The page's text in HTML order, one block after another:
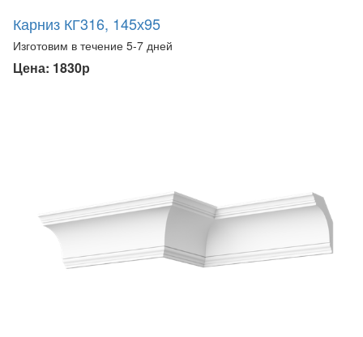
Карниз КГ316, 145х95
Изготовим в течение 5-7 дней
Цена: 1830р